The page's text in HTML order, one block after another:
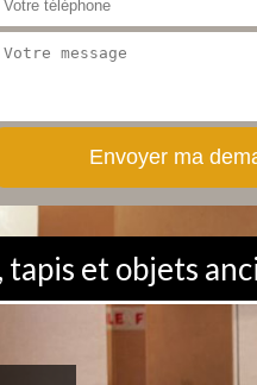
et objets